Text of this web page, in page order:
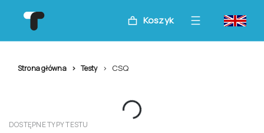
Koszyk
Strona główna Testy CSQ